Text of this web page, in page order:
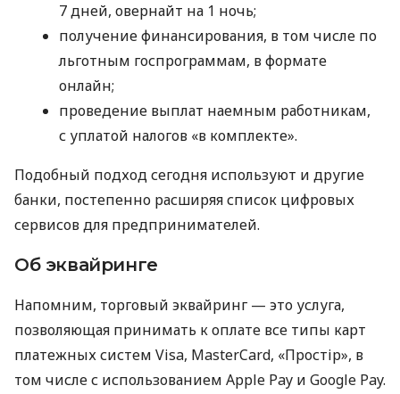
7 дней, овернайт на 1 ночь;
получение финансирования, в том числе по
льготным госпрограммам, в формате
онлайн;
проведение выплат наемным работникам,
с уплатой налогов «в комплекте».
Подобный подход сегодня используют и другие
банки, постепенно расширяя список цифровых
сервисов для предпринимателей.
Об эквайринге
Напомним, торговый эквайринг — это услуга,
позволяющая принимать к оплате все типы карт
платежных систем Visa, MasterCard, «Простір», в
том числе с использованием Apple Pay и Google Pay.